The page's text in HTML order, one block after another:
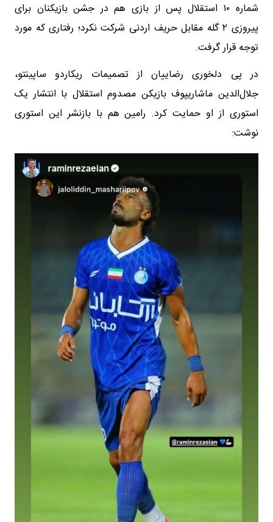
شماره ۱۰ استقلال پس از بازی هم در جشن بازیکنان برای
پیروزی ۲ گله مقابل حریف اردنی شرکت نکرد؛ رفتاری که مورد
توجه قرار گرفت.
در پی دلخوری رضاییان از تصمیمات ریکاردو ساپینتو،
جلال‌الدین ماشاریپوف بازیکن مصدوم استقلال با انتشار یک
استوری از او حمایت کرد. رامین هم با بازنشر این استوری
نوشت: